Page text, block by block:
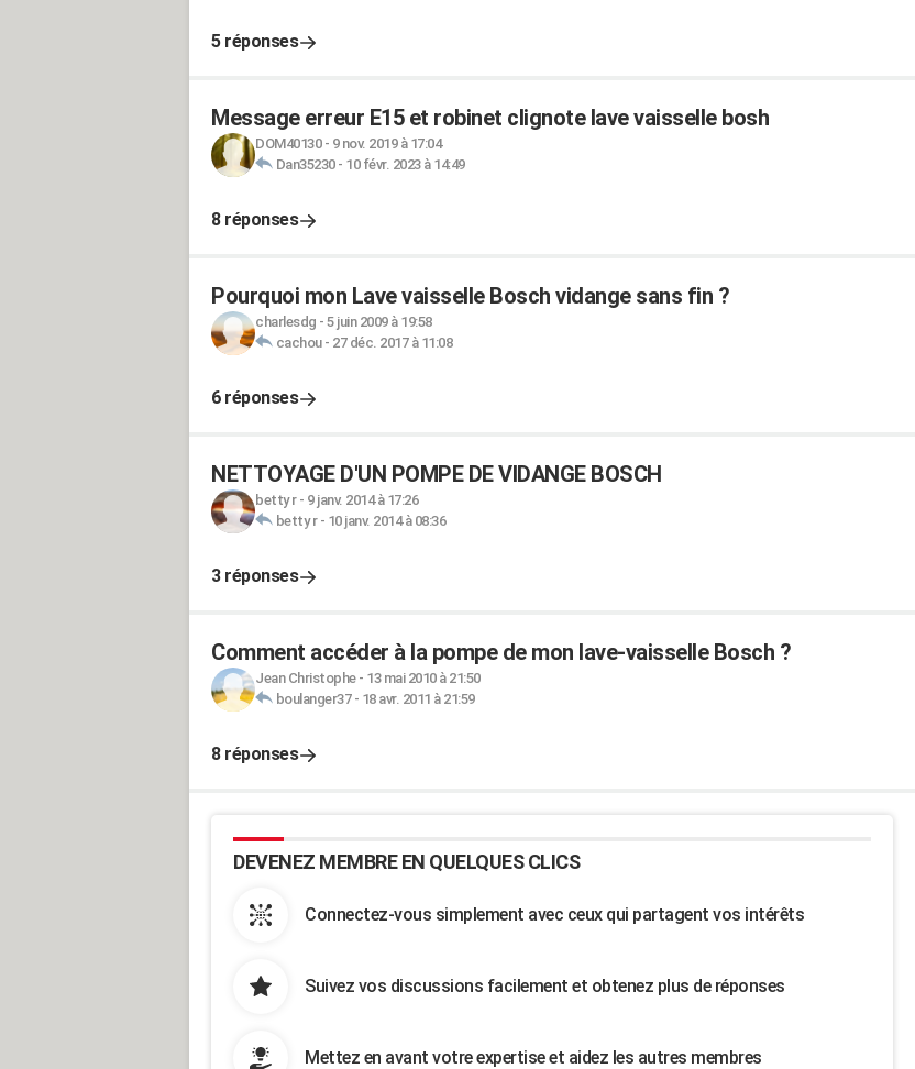
5 réponses
Message erreur E15 et robinet clignote lave vaisselle bosh
DOM40130- 9 nov. 2019 à 17:04
Dan35230- 10 févr. 2023 à 14:49
8 réponses
Pourquoi mon Lave vaisselle Bosch vidange sans fin ?
charlesdg - 5 juin 2009 à 19:58
cachou- 27 déc. 2017 à 11:08
6 réponses
NETTOYAGE D'UN POMPE DE VIDANGE BOSCH
betty r- 9 janv. 2014 à 17:26
betty r- 10 janv. 2014 à 08:36
3 réponses
Comment accéder à la pompe de mon lave-vaisselle Bosch ?
Jean Christophe- 13 mai 2010 à 21:50
boulanger37- 18 avr. 2011 à 21:59
8 réponses
DEVENEZ MEMBRE EN QUELQUES CLICS
Connectez-vous simplement avec ceux qui partagent vos intérêts
Suivez vos discussions facilement et obtenez plus de réponses
Mettez en avant votre expertise et aidez les autres membres